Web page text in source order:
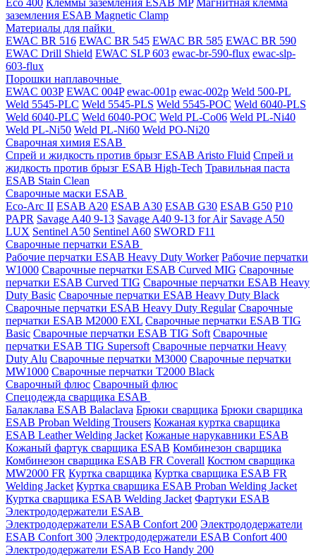
Eco 400 Клеммы заземления ESAB MP Магнитная клемма
заземления ESAB Magnetic Clamp
Материалы для пайки
EWAC BR 516 EWAC BR 545 EWAC BR 585 EWAC BR 590
EWAC Drill Shield EWAC SLP 603 ewac-br-590-flux ewac-slp-
603-flux
Порошки наплавочные
EWAC 003P EWAC 004P ewac-001p ewac-002p Weld 500-PL
Weld 5545-PLC Weld 5545-PLS Weld 5545-POC Weld 6040-PLS
Weld 6040-PLС Weld 6040-POC Weld PL-Co06 Weld PL-Ni40
Weld PL-Ni50 Weld PL-Ni60 Weld PO-Ni20
Сварочная химия ESAB
Спрей и жидкость против брызг ESAB Aristo Fluid Спрей и
жидкость против брызг ESAB High-Tech Травильная паста
ESAB Stain Clean
Сварочные маски ESAB
Eco-Arc II ESAB A20 ESAB A30 ESAB G30 ESAB G50 P10
PAPR Savage A40 9-13 Savage A40 9-13 for Air Savage A50
LUX Sentinel A50 Sentinel A60 SWORD F11
Сварочные перчатки ESAB
Рабочие перчатки ESAB Heavy Duty Worker Рабочие перчатки
W1000 Сварочные перчатки ESAB Curved MIG Сварочные
перчатки ESAB Curved TIG Сварочные перчатки ESAB Heavy
Duty Basic Сварочные перчатки ESAB Heavy Duty Black
Сварочные перчатки ESAB Heavy Duty Regular Сварочные
перчатки ESAB M2000 EXL Сварочные перчатки ESAB TIG
Basic Сварочные перчатки ESAB TIG Soft Сварочные
перчатки ESAB TIG Supersoft Сварочные перчатки Heavy
Duty Alu Сварочные перчатки M3000 Сварочные перчатки
MW1000 Сварочные перчатки T2000 Black
Сварочный флюс Сварочный флюс
Спецодежда сварщика ESAB
Балаклава ESAB Balaclava Брюки сварщика Брюки сварщика
ESAB Proban Welding Trousers Кожаная куртка сварщика
ESAB Leather Welding Jacket Кожаные нарукавники ESAB
Кожаный фартук сварщика ESAB Комбинезон сварщика
Комбинезон сварщика ESAB FR Coverall Костюм сварщика
MW2000 FR Куртка сварщика Куртка сварщика ESAB FR
Welding Jacket Куртка сварщика ESAB Proban Welding Jacket
Куртка сварщика ESAB Welding Jacket Фартуки ESAB
Электрододержатели ESAB
Электрододержатели ESAB Confort 200 Электрододержатели
ESAB Confort 300 Электрододержатели ESAB Confort 400
Электрододержатели ESAB Eco Handy 200